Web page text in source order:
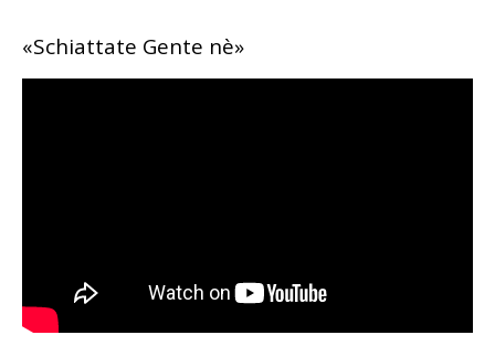
«Schiattate Gente nè»